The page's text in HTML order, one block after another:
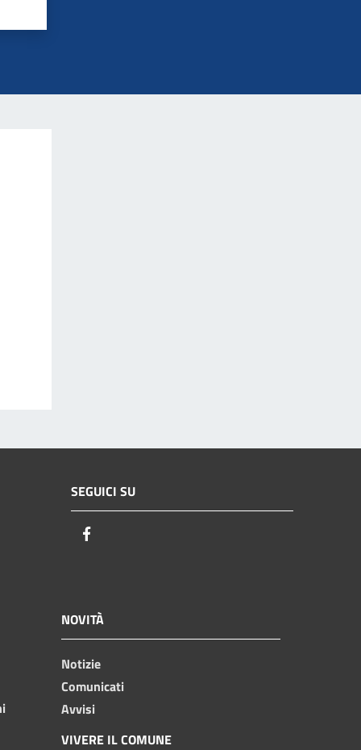
SEGUICI SU
NOVITÀ
Notizie
Comunicati
Avvisi
VIVERE IL COMUNE